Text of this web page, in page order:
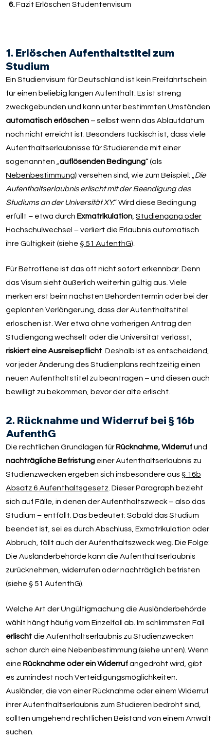
6.Fazit Erlöschen Studentenvisum
1. Erlöschen Aufenthaltstitel zum
Studium
Ein Studienvisum für Deutschland ist kein Freifahrtschein
für einen beliebig langen Aufenthalt. Es ist streng
zweckgebunden und kann unter bestimmten Umständen
automatisch erlöschen – selbst wenn das Ablaufdatum
noch nicht erreicht ist. Besonders tückisch ist, dass viele
Aufenthaltserlaubnisse für Studierende mit einer
sogenannten „auflösenden Bedingung“ (als
Nebenbestimmung) versehen sind, wie zum Beispiel: „ Die
Aufenthaltserlaubnis erlischt mit der Beendigung des
Studiums an der Universität XY.“ Wird diese Bedingung
erfüllt – etwa durch Exmatrikulation ,Studiengang oder
Hochschulwechsel – verliert die Erlaubnis automatisch
ihre Gültigkeit (siehe§ 51 AufenthG).
Für Betroffene ist das oft nicht sofort erkennbar. Denn
das Visum sieht äußerlich weiterhin gültig aus. Viele
merken erst beim nächsten Behördentermin oder bei der
geplanten Verlängerung, dass der Aufenthaltstitel
erloschen ist. Wer etwa ohne vorherigen Antrag den
Studiengang wechselt oder die Universität verlässt,
riskiert eine Ausreisepflicht. Deshalb ist es entscheidend,
vor jeder Änderung des Studienplans rechtzeitig einen
neuen Aufenthaltstitel zu beantragen – und diesen auch
bewilligt zu bekommen, bevor der alte erlischt.
2. Rücknahme und Widerruf bei § 16b
AufenthG
Die rechtlichen Grundlagen für Rücknahme, Widerrufund
nachträgliche Befristungeiner Aufenthaltserlaubnis zu
Studienzwecken ergeben sich insbesondere aus § 16b
Absatz 6 Aufenthaltsgesetz . Dieser Paragraph bezieht
sich auf Fälle, in denen der Aufenthaltszweck – also das
Studium – entfällt. Das bedeutet: Sobald das Studium
beendet ist, sei es durch Abschluss, Exmatrikulation oder
Abbruch, fällt auch der Aufenthaltszweck weg. Die Folge:
Die Ausländerbehörde kann die Aufenthaltserlaubnis
zurücknehmen, widerrufen oder nachträglich befristen
(siehe § 51 AufenthG).
Welche Art der Ungültigmachung die Ausländerbehörde
wählt hängt häufig vom Einzelfall ab. Im schlimmsten Fall
erlischtdie Aufenthaltserlaubnis zu Studienzwecken
schon durch eine Nebenbestimmung (siehe unten). Wenn
eine Rücknahme oder ein Widerrufangedroht wird, gibt
es zumindest noch Verteidigungsmöglichkeiten.
Ausländer, die von einer Rücknahme oder einem Widerruf
ihrer Aufenthaltserlaubnis zum Studieren bedroht sind,
sollten umgehend rechtlichen Beistand von einem Anwalt
suchen.